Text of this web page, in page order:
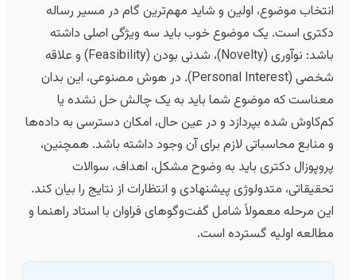
موضوع، اولین و شاید مهم‌ترین گام در مسیر رساله
است. یک موضوع خوب باید سه ویژگی اصلی داشته
باشد: نوآوری (Novelty)، شدنی بودن (Feasibility) و علاقه
شخصی (Personal Interest). در هوش مصنوعی، این بدان
که موضوع شما باید به یک چالش حل نشده یا
شده بپردازد و در عین حال، امکان دسترسی به داده‌ها
منابع محاسباتی لازم برای آن وجود داشته باشد. همچنین،
دکتری باید به وضوح مشکل، اهداف، سوالات
متدولوژی پیشنهادی و انتظارات از نتایج را بیان کند.
مرحله معمولاً شامل گفت‌وگوهای فراوان با استاد راهنما و
اولیه گسترده است.